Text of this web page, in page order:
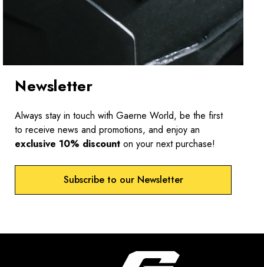
Newsletter
Always stay in touch with Gaerne World, be the first
to receive news and promotions, and enjoy an
exclusive 10% discount on your next purchase!
Subscribe to our Newsletter